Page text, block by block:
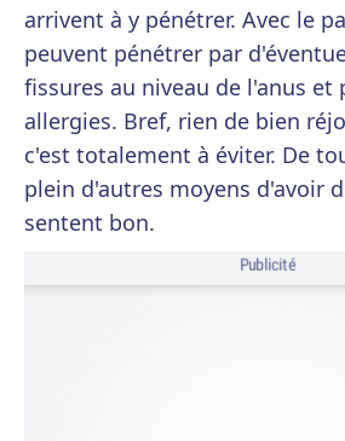
arrivent à y pénétrer. Avec le
peuvent pénétrer par
fissures au niveau de l'anus et
allergies. Bref, rien de bien
c'est totalement à éviter. De
plein d'autres moyens d'avoir
sentent bon.
Publicité